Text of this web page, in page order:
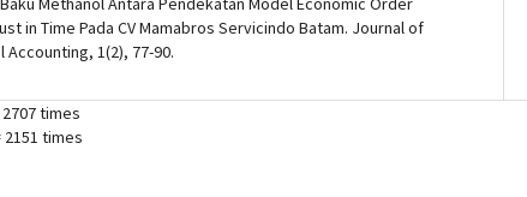
in Time Pada CV Mamabros Servicindo Batam. Journal of
1(2), 77-90.
times
2151 times